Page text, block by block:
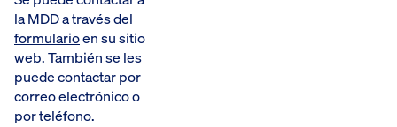
la MDD a través del
formularioen su sitio
web. También se les
puede contactar por
correo electrónico o
por teléfono.